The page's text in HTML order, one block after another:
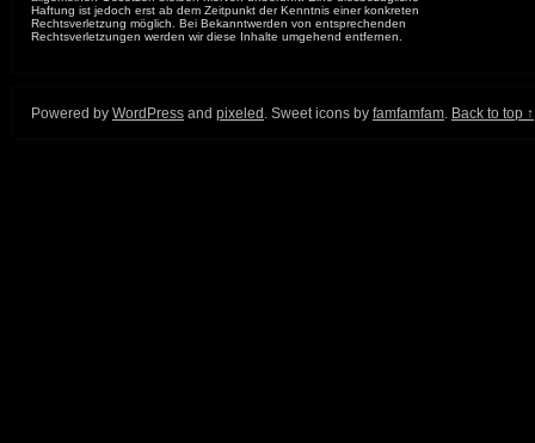
Haftung ist jedoch erst ab dem Zeitpunkt der Kenntnis einer konkreten
Rechtsverletzung möglich. Bei Bekanntwerden von entsprechenden
Rechtsverletzungen werden wir diese Inhalte umgehend entfernen.
Powered by WordPress and pixeled . Sweet icons by famfamfam. Back to top ↑